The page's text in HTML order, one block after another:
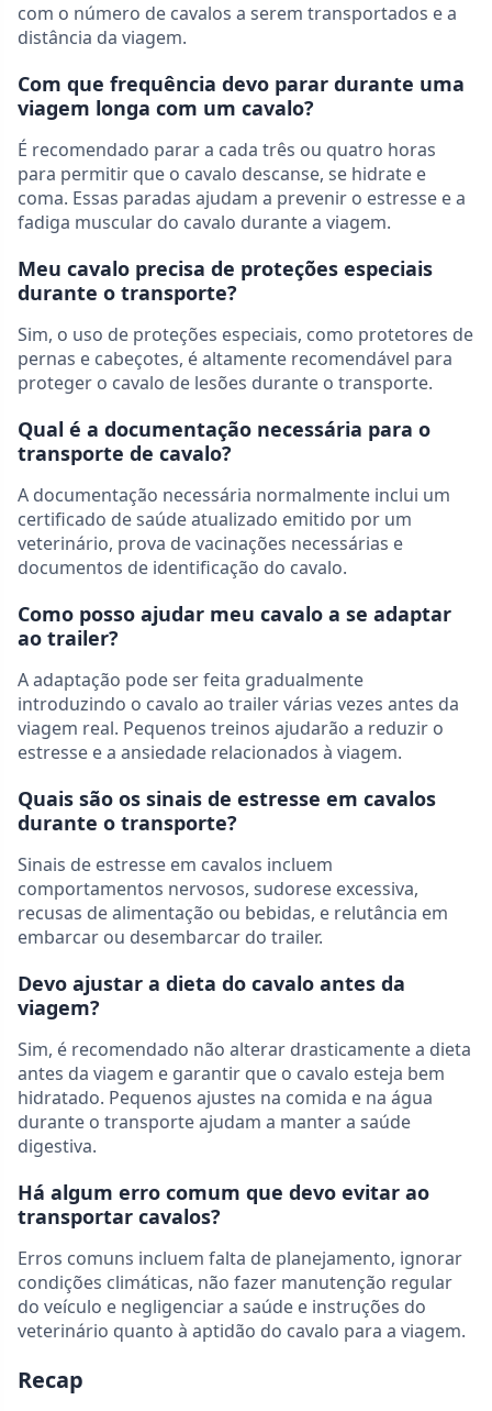
com o número de cavalos a serem transportados e a
distância da viagem.
Com que frequência devo parar durante uma
viagem longa com um cavalo?
É recomendado parar a cada três ou quatro horas
para permitir que o cavalo descanse, se hidrate e
coma. Essas paradas ajudam a prevenir o estresse e a
fadiga muscular do cavalo durante a viagem.
Meu cavalo precisa de proteções especiais
durante o transporte?
Sim, o uso de proteções especiais, como protetores de
pernas e cabeçotes, é altamente recomendável para
proteger o cavalo de lesões durante o transporte.
Qual é a documentação necessária para o
transporte de cavalo?
A documentação necessária normalmente inclui um
certificado de saúde atualizado emitido por um
veterinário, prova de vacinações necessárias e
documentos de identificação do cavalo.
Como posso ajudar meu cavalo a se adaptar
ao trailer?
A adaptação pode ser feita gradualmente
introduzindo o cavalo ao trailer várias vezes antes da
viagem real. Pequenos treinos ajudarão a reduzir o
estresse e a ansiedade relacionados à viagem.
Quais são os sinais de estresse em cavalos
durante o transporte?
Sinais de estresse em cavalos incluem
comportamentos nervosos, sudorese excessiva,
recusas de alimentação ou bebidas, e relutância em
embarcar ou desembarcar do trailer.
Devo ajustar a dieta do cavalo antes da
viagem?
Sim, é recomendado não alterar drasticamente a dieta
antes da viagem e garantir que o cavalo esteja bem
hidratado. Pequenos ajustes na comida e na água
durante o transporte ajudam a manter a saúde
digestiva.
Há algum erro comum que devo evitar ao
transportar cavalos?
Erros comuns incluem falta de planejamento, ignorar
condições climáticas, não fazer manutenção regular
do veículo e negligenciar a saúde e instruções do
veterinário quanto à aptidão do cavalo para a viagem.
Recap